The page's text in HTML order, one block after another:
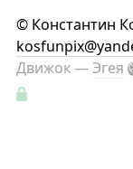
© Константин
Движок —Эгея